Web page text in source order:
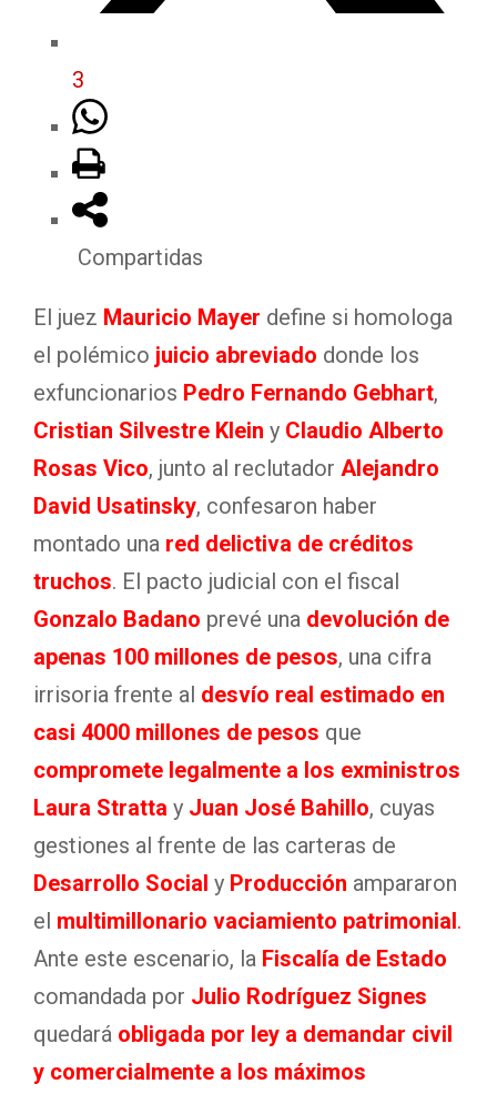
3
Compartidas
El juez Mauricio Mayer define si homologa
el polémico juicio abreviado donde los
exfuncionarios Pedro Fernando Gebhart,
Cristian Silvestre Klein y Claudio Alberto
Rosas Vico, junto al reclutador Alejandro
David Usatinsky, confesaron haber
montado una red delictiva de créditos
truchos. El pacto judicial con el fiscal
Gonzalo Badano prevé una devolución de
apenas 100 millones de pesos, una cifra
irrisoria frente al desvío real estimado en
casi 4000 millones de pesos que
compromete legalmente a los exministros
Laura Stratta y Juan José Bahillo, cuyas
gestiones al frente de las carteras de
Desarrollo Social y Producción ampararon
el multimillonario vaciamiento patrimonial.
Ante este escenario, la Fiscalía de Estado
comandada por Julio Rodríguez Signes
quedará obligada por ley a demandar civil
y comercialmente a los máximos